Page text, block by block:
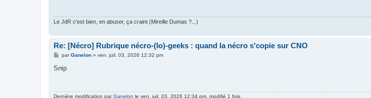
Le JdR c'est bien, en abuser, ça craint (Mireille Dumas ?...)
Re: [Nécro] Rubrique nécro-(lo)-geeks : quand la nécro s'copie sur CNO
M
s
e
parGanelon» ven. juil. 03, 2026 12:32 pm
Snip
Dernière modification parGanelon le ven. juil. 03, 2026 12:34 pm, modifié 1 fois.